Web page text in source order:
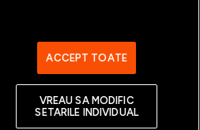
ACCEPT TOATE
VREAU SA MODIFIC
SETARILE INDIVIDUAL